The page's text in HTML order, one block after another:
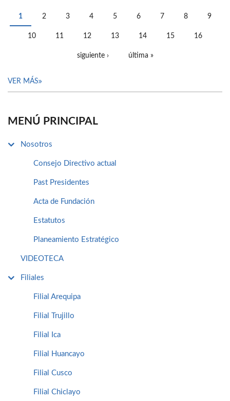
PÁGINAS
1 2 3 4 5 6 7 8 9
10 11 12 13 14 15 16
siguiente › última »
VER MÁS
MENÚ PRINCIPAL
Nosotros
Consejo Directivo actual
Past Presidentes
Acta de Fundación
Estatutos
Planeamiento Estratégico
VIDEOTECA
Filiales
Filial Arequipa
Filial Trujillo
Filial Ica
Filial Huancayo
Filial Cusco
Filial Chiclayo